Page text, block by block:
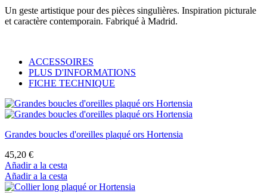
Un geste artistique pour des pièces singulières. Inspiration picturale
et caractère contemporain. Fabriqué à Madrid.
ACCESSOIRES
PLUS D'INFORMATIONS
FICHE TECHNIQUE
Grandes boucles d'oreilles plaqué ors Hortensia
45,20 €
Añadir a la cesta
Añadir a la cesta